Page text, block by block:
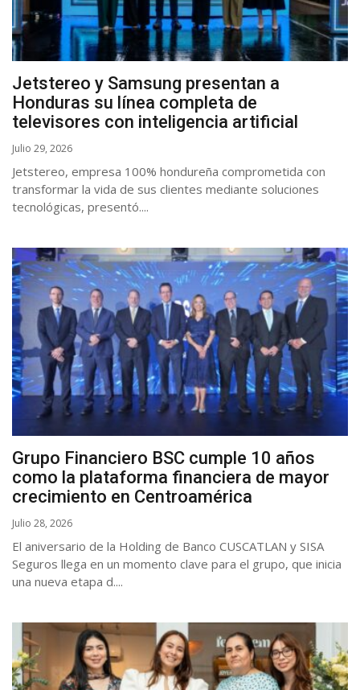
Jetstereo y Samsung presentan a
Honduras su línea completa de
televisores con inteligencia artificial
Julio 29, 2026
Jetstereo, empresa 100% hondureña comprometida con
transformar la vida de sus clientes mediante soluciones
tecnológicas, presentó....
Grupo Financiero BSC cumple 10 años
como la plataforma financiera de mayor
crecimiento en Centroamérica
Julio 28, 2026
El aniversario de la Holding de Banco CUSCATLAN y SISA
Seguros llega en un momento clave para el grupo, que inicia
una nueva etapa d....